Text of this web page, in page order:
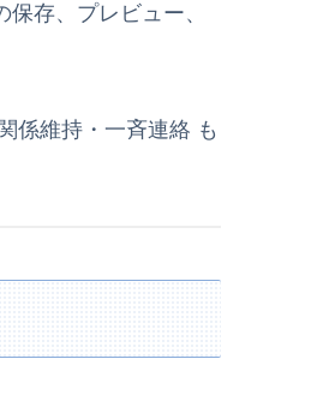
存、プレビュー、
係維持・一斉連絡 も